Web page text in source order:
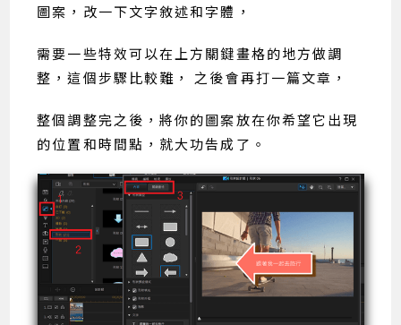
圖案，改一下文字敘述和字體，
需要一些特效可以在上方關鍵畫格的地方做調
整，這個步驟比較難， 之後會再打一篇文章，
整個調整完之後，將你的圖案放在你希望它出現
的位置和時間點，就大功告成了。